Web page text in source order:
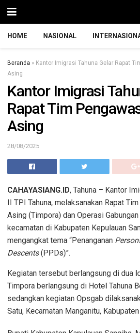
HOME NASIONAL
Beranda » Kantor Imigrasi Tahuna Gelar Rapat
Asing
Kantor Imigrasi
Rapat Tim
Asing
28/08/2025
CAHAYASIANG.ID, Tahuna – Kantor
II TPI Tahuna, melaksanakan Rapat
Asing (Timpora) dan Operasi
kecamatan di Kabupaten Kepulauan
mengangkat tema “Penanganan
Descents(PPDs)”.
Kegiatan tersebut berlangsung di dua
Timpora berlangsung di Hotel Tahuna
sedangkan kegiatan Opsgab
Satu, Kecamatan Manganitu,